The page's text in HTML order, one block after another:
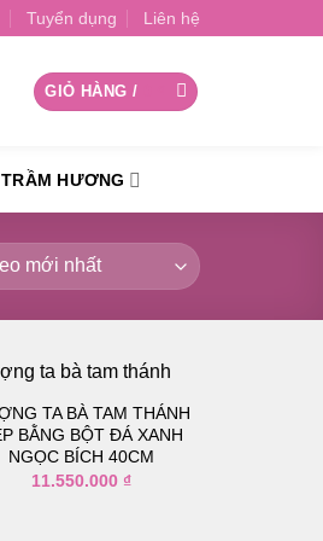
Tuyển dụng Liên hệ
GIỎ HÀNG /
TRẦM HƯƠNG
Thêm
TA BÀ TAM THÁNH
BẰNG BỘT ĐÁ XANH
NGỌC BÍCH 40CM
11.550.000 ₫